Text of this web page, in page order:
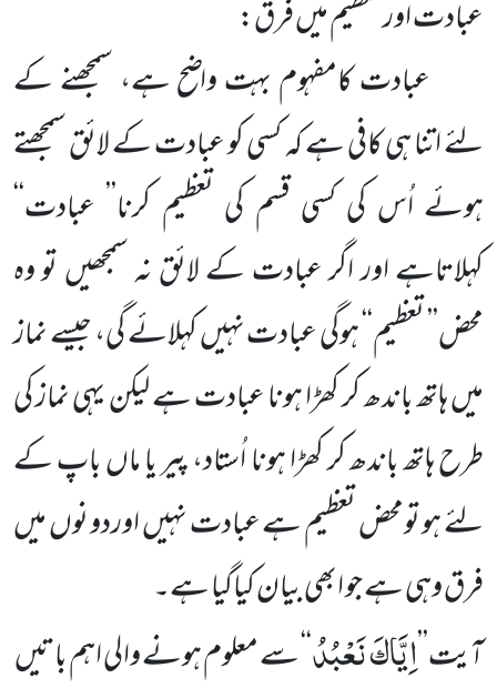
عبادت اور تعظیم میں فرق:
عبادت کامفہوم بہت واضح ہے، سمجھنے کے
لئے اتنا ہی کافی ہے کہ کسی کو عبادت کے لائق سمجھتے
ہوئے اُس کی کسی قسم کی تعظیم کرنا’’ عبادت‘‘
کہلاتاہے اور اگر عبادت کے لائق نہ سمجھیں تو وہ
محض’’ تعظیم‘‘ ہوگی عبادت نہیں کہلائے گی، جیسے نماز
میں ہاتھ باندھ کر کھڑا ہونا عبادت ہے لیکن یہی نماز کی
طرح ہاتھ باندھ کر کھڑا ہونا اُستاد، پیر یا ماں باپ کے
لئے ہو تومحض تعظیم ہے عبادت نہیں اوردو نوں میں
فرق وہی ہے جو ابھی بیان کیاگیا ہے۔
آیت’’اِیَّاكَ نَعْبُدُ‘‘ سے معلوم ہونے والی اہم باتیں